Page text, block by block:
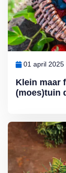
Klein maar
(moes)tuin
01 april 2025
Lees meer over